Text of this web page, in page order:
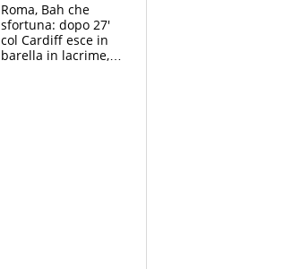
Roma, Bah che
sfortuna: dopo 27'
col Cardiff esce in
barella in lacrime,